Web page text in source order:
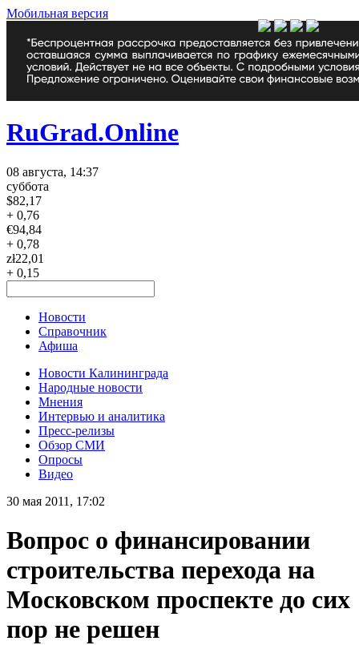
Мобильная версия
RuGrad.Online
08 августа, 14:37
суббота
$82,17
+ 0,76
€94,84
+ 0,78
zł22,01
+ 0,15
Новости
Справочник
Афиша
Новости Калининграда
Народные новости
Мнения
Интервью и аналитика
Пресс-релизы
Обзор СМИ
Опросы
Видео
30 мая 2011, 17:02
Вопрос о финансировании
строительства перехода на
Московском проспекте до сих
пор не решен